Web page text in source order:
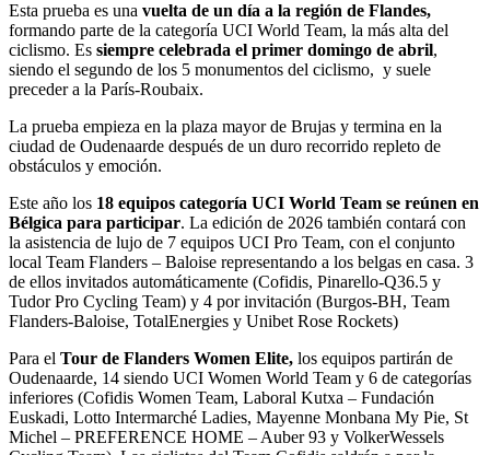
Esta prueba es una vuelta de un día a la región de Flandes,
formando parte de la categoría UCI World Team, la más alta del
ciclismo. Es siempre celebrada el primer domingo de abril,
siendo el segundo de los 5 monumentos del ciclismo, y suele
preceder a la París-Roubaix.
La prueba empieza en la plaza mayor de Brujas y termina en la
ciudad de Oudenaarde después de un duro recorrido repleto de
obstáculos y emoción.
Este año los 18 equipos categoría UCI World Team se reúnen en
Bélgica para participar. La edición de 2026 también contará con
la asistencia de lujo de 7 equipos UCI Pro Team, con el conjunto
local Team Flanders – Baloise representando a los belgas en casa. 3
de ellos invitados automáticamente (Cofidis, Pinarello-Q36.5 y
Tudor Pro Cycling Team) y 4 por invitación (Burgos-BH, Team
Flanders-Baloise, TotalEnergies y Unibet Rose Rockets)
Para el Tour de Flanders Women Elite, los equipos partirán de
Oudenaarde, 14 siendo UCI Women World Team y 6 de categorías
inferiores (Cofidis Women Team, Laboral Kutxa – Fundación
Euskadi, Lotto Intermarché Ladies, Mayenne Monbana My Pie, St
Michel – PREFERENCE HOME – Auber 93 y VolkerWessels